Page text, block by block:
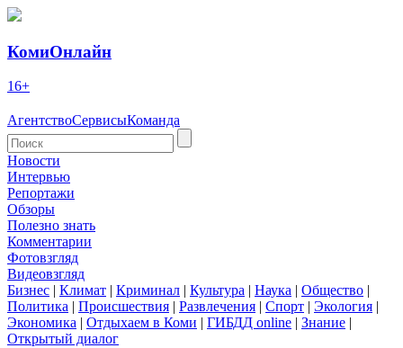
КомиОнлайн
16+
АгентствоСервисыКоманда
Новости
Интервью
Репортажи
Обзоры
Полезно знать
Комментарии
Фотовзгляд
Видеовзгляд
Бизнес | Климат | Криминал | Культура | Наука | Общество |
Политика | Происшествия | Развлечения | Спорт | Экология |
Экономика | Отдыхаем в Коми | ГИБДД online | Знание |
Открытый диалог